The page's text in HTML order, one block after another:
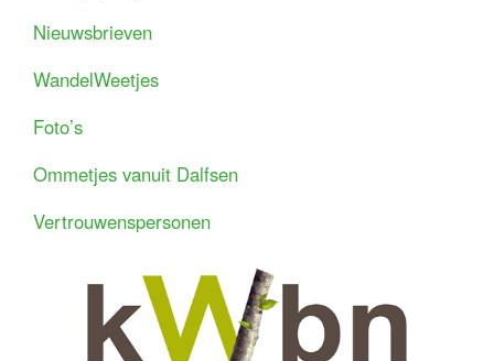
Nieuwsbrieven
WandelWeetjes
Foto’s
Ommetjes vanuit Dalfsen
Vertrouwenspersonen